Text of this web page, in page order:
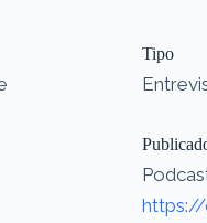
Tipo
https://